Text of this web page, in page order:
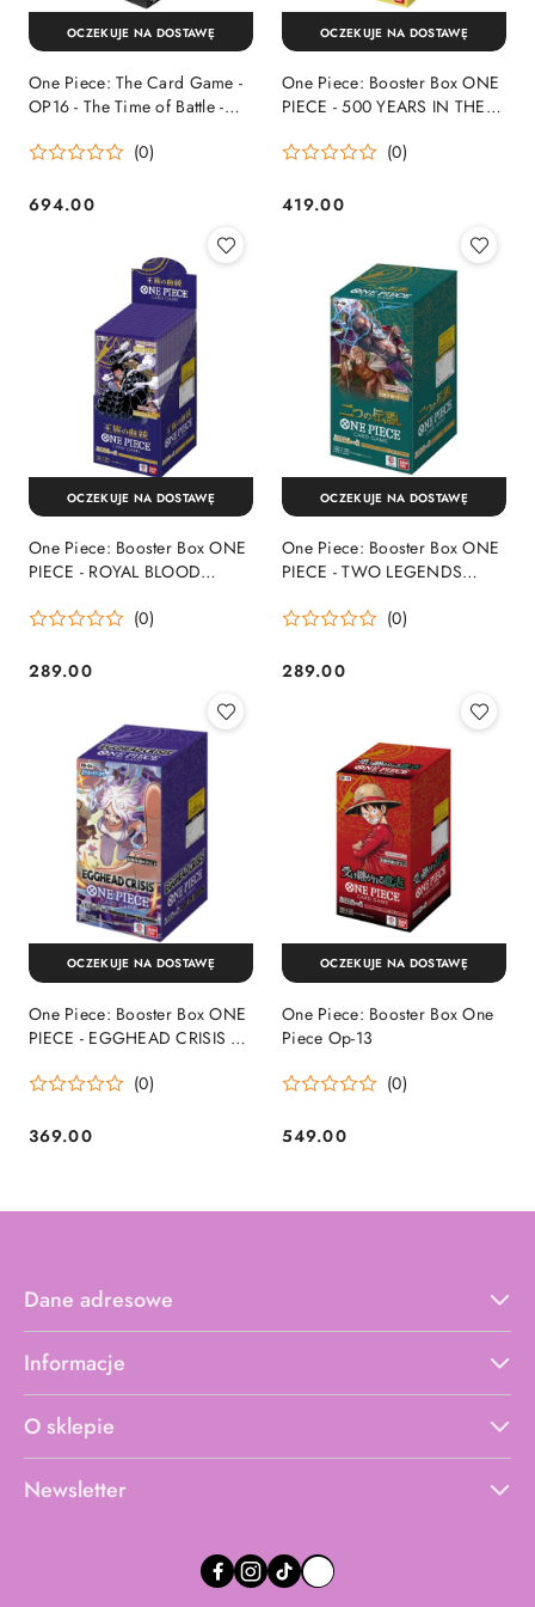
One Piece: The Card Game -
OP16 - The Time of Battle -
(0)
Cena:
694.00
OCZEKUJE NA DOSTAWĘ
One Piece: Booster Box ONE
PIECE - 500 YEARS IN THE
(0)
Cena:
419.00
OCZEKUJE NA DOSTAWĘ
One Piece: Booster Box ONE
PIECE - ROYAL BLOOD
(0)
Cena:
289.00
OCZEKUJE NA DOSTAWĘ
One Piece: Booster Box ONE
PIECE - TWO LEGENDS
(0)
Cena:
289.00
OCZEKUJE NA DOSTAWĘ
One Piece: Booster Box ONE
PIECE - EGGHEAD CRISIS EB
(0)
Cena:
369.00
OCZEKUJE NA DOSTAWĘ
One Piece: Booster Box One
Piece Op-13
(0)
Cena:
549.00
OCZEKUJE NA DOSTAWĘ
Dane adresowe
Informacje
O sklepie
Newsletter